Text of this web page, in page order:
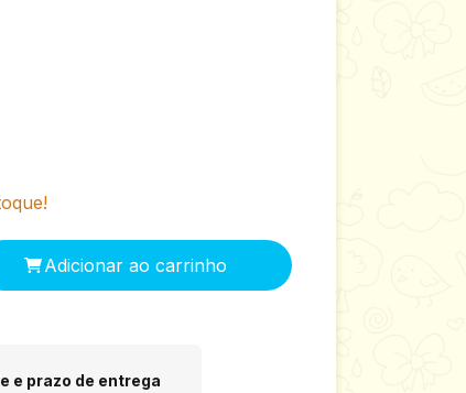
Alterar CEP
e prazo de entrega